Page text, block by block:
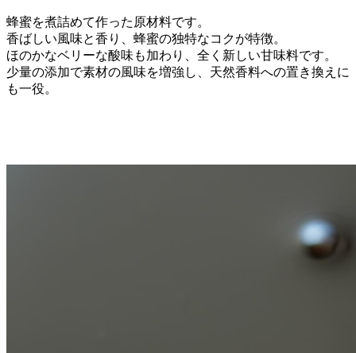
蜂蜜を煮詰めて作った原材料です。
香ばしい風味と香り、蜂蜜の独特なコクが特徴。
ほのかなベリーな酸味も加わり、全く新しい甘味料です。
少量の添加で素材の風味を増強し、天然香料への置き換えに
も一役。